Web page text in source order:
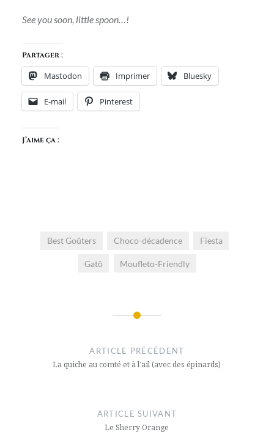
See you soon, little spoon…!
Partager :
Mastodon Imprimer Bluesky
E-mail Pinterest
J’aime ça :
Best Goûters Choco-décadence Fiesta
Gatô Moufleto-Friendly
l’article
ARTICLE PRÉCÉDENT
La quiche au comté et à l’ail (avec des épinards)
ARTICLE SUIVANT
Le Sherry Orange